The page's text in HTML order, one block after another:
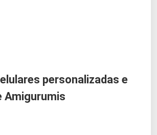
personalizadas e
Amigurumis